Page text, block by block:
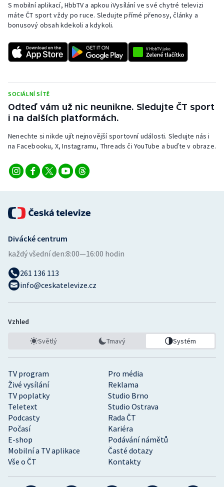
S mobilní aplikací, HbbTV a apkou iVysílání ve své chytré televizi
máte ČT sport vždy po ruce. Sledujte přímé přenosy, články a
bonusový obsah kdekoli a kdykoli.
SOCIÁLNÍ SÍTĚ
Odteď vám už nic neunikne. Sledujte ČT sport
i na dalších platformách.
Nenechte si nikde ujít nejnovější sportovní události. Sledujte nás i
na Facebooku, X, Instagramu, Threads či YouTube a buďte v obraze.
TV program
Pro média
Živé vysílání
Reklama
TV poplatky
Studio Brno
Teletext
Studio Ostrava
Podcasty
Rada ČT
Počasí
Kariéra
E-shop
Podávání námětů
Mobilní a TV aplikace
Časté dotazy
Vše o ČT
Kontakty
Divácké centrum
každý všední den:8:00—16:00 hodin
261 136 113
info@ceskatelevize.cz
Vzhled
Světlý Tmavý Systém